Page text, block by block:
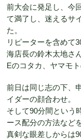
前大会に発足し、今
て満了し、迷えるサ
た。
リピーターを含めて
海店長の鈴木太地さ
Eのコタカ、ヤマモ
前日は同じ志の下、
イダーの顔合わせ。
そして90分間という
ース配分の方法など
真剣な眼差しからは